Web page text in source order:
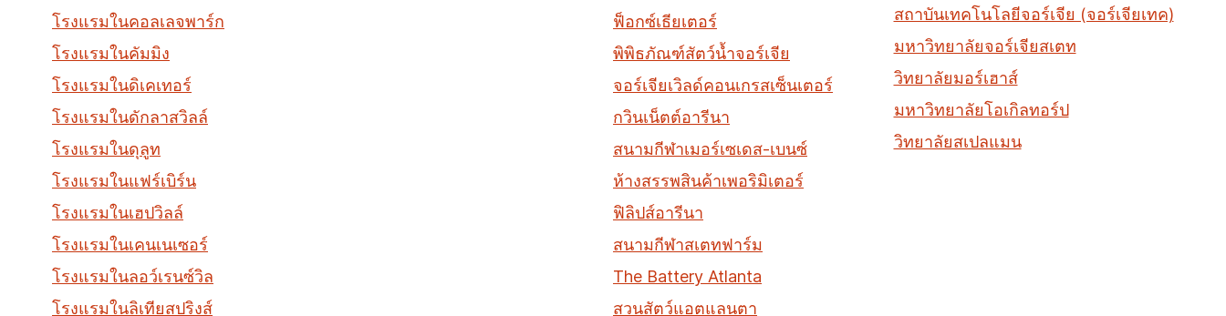
โรงแรมในคอลเลจพาร์ก
โรงแรมในคัมมิง
โรงแรมในดิเคเทอร์
โรงแรมในดักลาสวิลล์
โรงแรมในดุลูท
โรงแรมในแฟร์เบิร์น
โรงแรมในเฮปวิลล์
โรงแรมในเคนเนเซอร์
โรงแรมในลอว์เรนซ์วิล
โรงแรมในลิเทียสปริงส์
ฟ็อกซ์เธียเตอร์
พิพิธภัณฑ์สัตว์น้ำจอร์เจีย
จอร์เจียเวิลด์คอนเกรสเซ็นเตอร์
กวินเน็ตต์อารีนา
สนามกีฬาเมอร์เซเดส-เบนซ์
ห้างสรรพสินค้าเพอริมิเตอร์
ฟิลิปส์อารีนา
สนามกีฬาสเตทฟาร์ม
The Battery Atlanta
สวนสัตว์แอตแลนตา
สถาบันเทคโนโลยีจอร์เจีย (จอร์เจียเทค)
มหาวิทยาลัยจอร์เจียสเตท
วิทยาลัยมอร์เฮาส์
มหาวิทยาลัยโอเกิลทอร์ป
วิทยาลัยสเปลแมน